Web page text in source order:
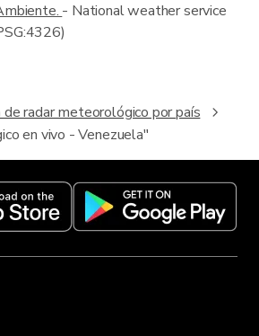
- National weather service
de radar meteorológico por país
en vivo - Venezuela"